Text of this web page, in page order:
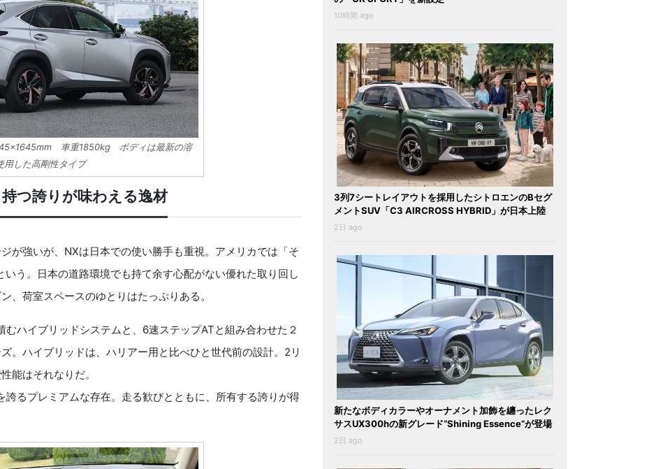
車重1850kg ボディは最新の溶
用した高剛性タイプ
つ誇りが味わえる逸材
が強いが、NXは日本での使い勝手も重視。アメリカでは「そ
う。日本の道路環境でも持て余す心配がない優れた取り回し
、荷室スペースのゆとりはたっぷりある。
ハイブリッドシステムと、6速ステップATと組み合わせた２
。ハイブリッドは、ハリアー用と比べひと世代前の設計。2リ
能はそれなりだ。
るプレミアムな存在。走る歓びとともに、所有する誇りが得
10時間 ago
3列7シートレイアウトを採用したシトロエンのBセグ
メントSUV「C3 AIRCROSS HYBRID」が日本上陸
2日 ago
新たなボディカラーやオーナメント加飾を纏ったレク
サスUX300hの新グレード“Shining Essence”が登場
2日 ago